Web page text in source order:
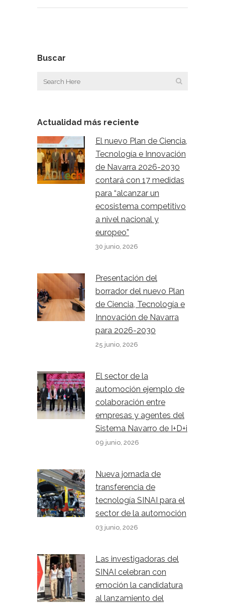
Buscar
Actualidad más reciente
El nuevo Plan de Ciencia,
Tecnología e Innovación
de Navarra 2026-2030
contará con 17 medidas
para “alcanzar un
ecosistema competitivo
a nivel nacional y
europeo”
30 junio, 2026
Presentación del
borrador del nuevo Plan
de Ciencia, Tecnología e
Innovación de Navarra
para 2026-2030
25 junio, 2026
El sector de la
automoción ejemplo de
colaboración entre
empresas y agentes del
Sistema Navarro de I+D+i
09 junio, 2026
Nueva jornada de
transferencia de
tecnología SINAI para el
sector de la automoción
03 junio, 2026
Las investigadoras del
SINAI celebran con
emoción la candidatura
al lanzamiento del